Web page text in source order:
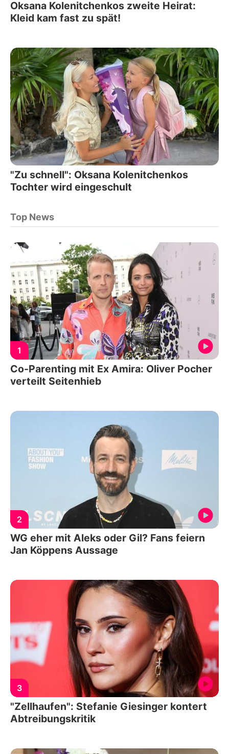
Oksana Kolenitchenkos zweite Heirat:
Kleid kam fast zu spät!
"Zu schnell": Oksana Kolenitchenkos
Tochter wird eingeschult
Top News
1
Co-Parenting mit Ex Amira: Oliver Pocher
verteilt Seitenhieb
2
WG eher mit Aleks oder Gil? Fans feiern
Jan Köppens Aussage
3
"Zellhaufen": Stefanie Giesinger kontert
Abtreibungskritik